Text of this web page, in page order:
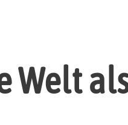
Welt